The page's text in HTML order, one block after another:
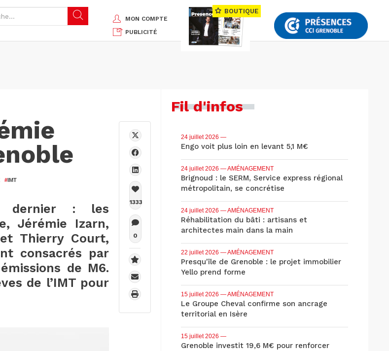
MON COMPTE
PUBLICITÉ
BOUTIQUE
#IMT
dernier : les
Jérémie Izarn,
Thierry Court,
consacrés par
de M6.
de l’IMT pour
1333
0
Fil d'infos
24 juillet 2026 —
Engo voit plus loin en levant 5,1 M€
24 juillet 2026 — AMÉNAGEMENT
Brignoud : le SERM, Service express régional
métropolitain, se concrétise
24 juillet 2026 — AMÉNAGEMENT
Réhabilitation du bâti : artisans et
architectes main dans la main
22 juillet 2026 — AMÉNAGEMENT
Presqu'île de Grenoble : le projet immobilier
Yello prend forme
15 juillet 2026 — AMÉNAGEMENT
Le Groupe Cheval confirme son ancrage
territorial en Isère
15 juillet 2026 —
Grenoble investit 19,6 M€ pour renforcer